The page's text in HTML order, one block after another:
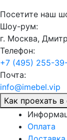
Посетите наш
Шоу-рум:
г. Москва,
Телефон:
+7 (495) 255-
Почта:
info@imebel.vip
Как проехать
Оплата